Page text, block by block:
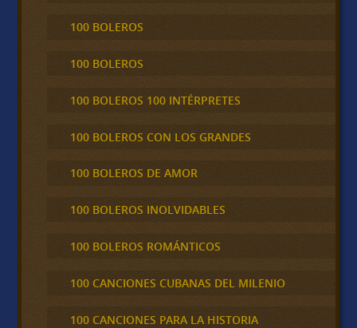
100 BOLEROS
100 BOLEROS
100 BOLEROS 100 INTÉRPRETES
100 BOLEROS CON LOS GRANDES
100 BOLEROS DE AMOR
100 BOLEROS INOLVIDABLES
100 BOLEROS ROMÁNTICOS
100 CANCIONES CUBANAS DEL MILENIO
100 CANCIONES PARA LA HISTORIA